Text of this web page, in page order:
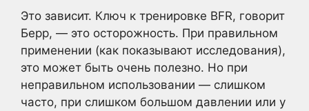
Это зависит. Ключ к тренировке BFR, говорит
Берр, — это осторожность. При правильном
применении (как показывают исследования),
это может быть очень полезно. Но при
неправильном использовании — слишком
часто, при слишком большом давлении или у